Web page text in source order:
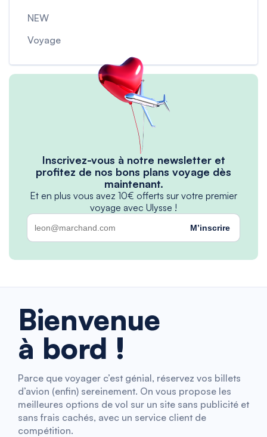
NEW
Voyage
Inscrivez-vous à notre newsletter et
profitez de nos bons plans voyage dès
maintenant.
Et en plus vous avez 10€ offerts sur votre premier
voyage avec Ulysse !
M’inscrire
Bienvenue
à bord !
Parce que voyager c’est génial, réservez vos billets
d’avion (enfin) sereinement. On vous propose les
meilleures options de vol sur un site sans publicité et
sans frais cachés, avec un service client de
compétition.